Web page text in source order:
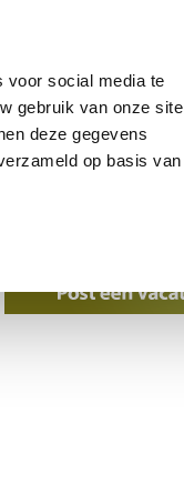
voor social media te
gebruik van onze site
deze gegevens
op basis van